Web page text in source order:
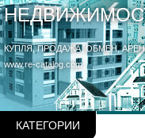
КУПЛЯ, ПРОДАЖА, ОБМЕН,
www.re-catalog.com
КАТЕГОРИИ